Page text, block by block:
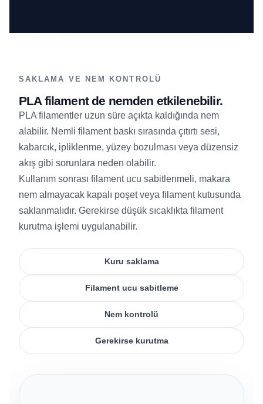
SAKLAMA VE NEM KONTROLÜ
PLA filament de nemden etkilenebilir.
PLA filamentler uzun süre açıkta kaldığında nem
alabilir. Nemli filament baskı sırasında çıtırtı sesi,
kabarcık, ipliklenme, yüzey bozulması veya düzensiz
akış gibi sorunlara neden olabilir.
Kullanım sonrası filament ucu sabitlenmeli, makara
nem almayacak kapalı poşet veya filament kutusunda
saklanmalıdır. Gerekirse düşük sıcaklıkta filament
kurutma işlemi uygulanabilir.
Kuru saklama
Filament ucu sabitleme
Nem kontrolü
Gerekirse kurutma